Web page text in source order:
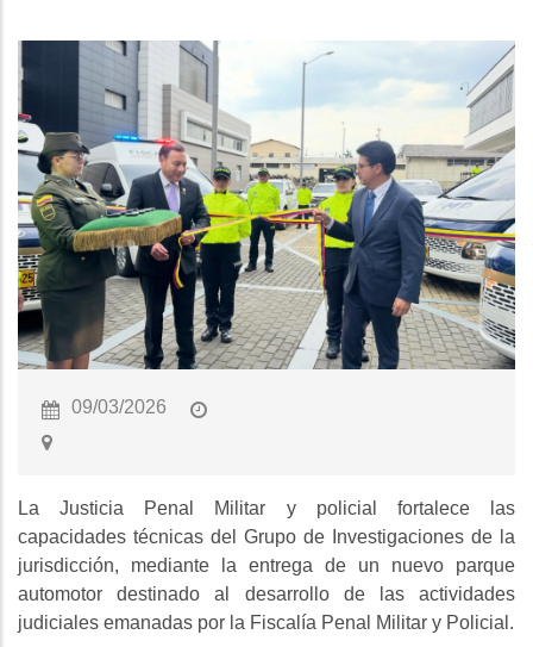
09/03/2026
La Justicia Penal Militar y policial fortalece las
capacidades técnicas del Grupo de Investigaciones de la
jurisdicción, mediante la entrega de un nuevo parque
automotor destinado al desarrollo de las actividades
judiciales emanadas por la Fiscalía Penal Militar y Policial.